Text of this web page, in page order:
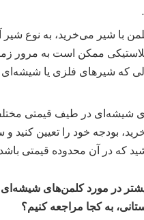
با شیر می‌خرید، به نوع شیر
ممکن است به مرور
که شیرهای فلزی یا شیشه‌ای
شیشه‌ای در طیف قیمتی
بودجه خود را تعیین کنید
که در آن محدوده قیمتی
در مورد کلمن‌های شیشه‌ای
به کجا مراجعه کنیم؟